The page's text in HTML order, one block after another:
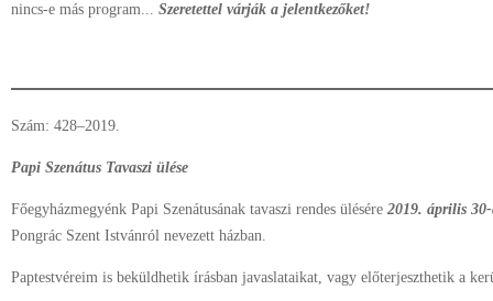
nincs-e más program... Szeretettel várják a jelentkezőket!
Szám: 428–2019.
Papi Szenátus Tavaszi ülése
Főegyházmegyénk Papi Szenátusának tavaszi rendes ülésére 2019. április
Pongrác Szent Istvánról nevezett házban.
Paptestvéreim is beküldhetik írásban javaslataikat, vagy előterjeszthetik a